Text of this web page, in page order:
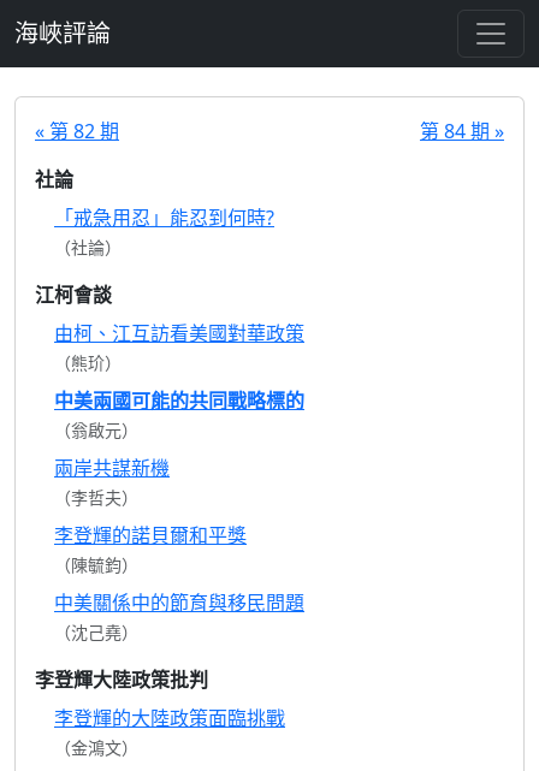
海峽評論
« 第 82 期
第 84 期 »
社論
「戒急用忍」能忍到何時?
（社論）
江柯會談
由柯、江互訪看美國對華政策
（熊玠）
中美兩國可能的共同戰略標的
（翁啟元）
兩岸共謀新機
（李哲夫）
李登輝的諾貝爾和平獎
（陳毓鈞）
中美關係中的節育與移民問題
（沈己堯）
李登輝大陸政策批判
李登輝的大陸政策面臨挑戰
（金鴻文）